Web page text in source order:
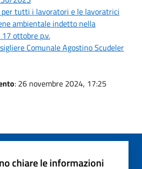
per tutti i lavoratori e le lavoratrici
ambientale indetto nella
ottobre p.v.
Comunale Agostino Scudeler
: 26 novembre 2024, 17:25
chiare le informazioni